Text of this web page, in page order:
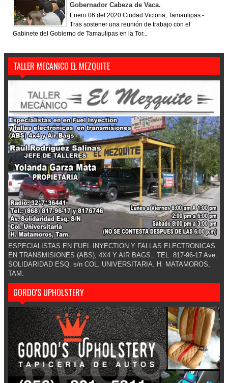
Gobernador Cabeza de Vaca.
Enero 06 del 2020 Ciudad Victoria, Tamaulipas.-
Tras sostener una reunión de trabajo con el
Gabinete del Gobierno de Tamaulipas en la Tor...
TALLER MECANICO EL MEZQUITE
ESPECIALISTAS EN FUEL INYECTION Y FALLAS ELECTRONICAS
EN TRANSMISIONES (ABS), 4X4 Y AIR BAGS.. TEL. 817-96-17 Ave.
SOLIDARIDAD ESQ. s/n COL. UNIVERSITARIA. H. MATAMOROS,
TAM.
GORDO'S UPHOLSTERY